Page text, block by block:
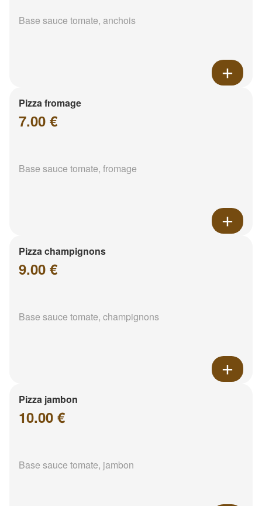
Base sauce tomate, anchois
Pizza fromage
7.00 €
Base sauce tomate, fromage
Pizza champignons
9.00 €
Base sauce tomate, champignons
Pizza jambon
10.00 €
Base sauce tomate, jambon